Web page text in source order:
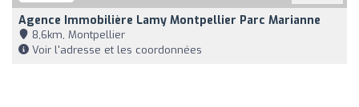
Agence Immobilière Lamy Montpellier Parc Marianne
8,6km, Montpellier
Voir l'adresse et les coordonnées